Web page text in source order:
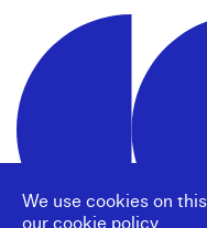
We use cookies on
our cookie policy.